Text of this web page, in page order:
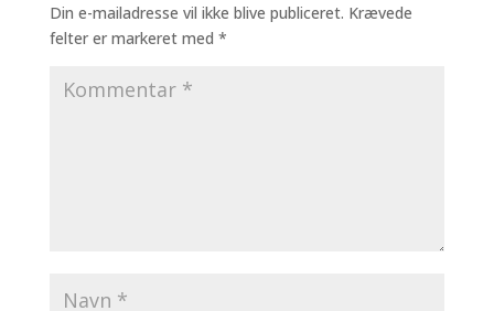
Din e-mailadresse vil ikke blive publiceret. Krævede
felter er markeret med *